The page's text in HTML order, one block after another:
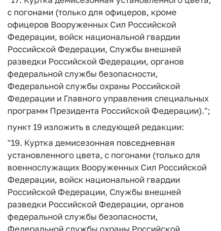
с погонами (только для офицеров, кроме
офицеров Вооруженных Сил Российской
Федерации, войск национальной гвардии
Российской Федерации, Службы внешней
разведки Российской Федерации, органов
федеральной службы безопасности,
Федеральной службы охраны Российской
Федерации и Главного управления специальных
программ Президента Российской Федерации).";
пункт 19 изложить в следующей редакции:
"19. Куртка демисезонная повседневная
установленного цвета, с погонами (только для
военнослужащих Вооруженных Сил Российской
Федерации, войск национальной гвардии
Российской Федерации, Службы внешней
разведки Российской Федерации, органов
федеральной службы безопасности,
Федеральной службы охраны Российской